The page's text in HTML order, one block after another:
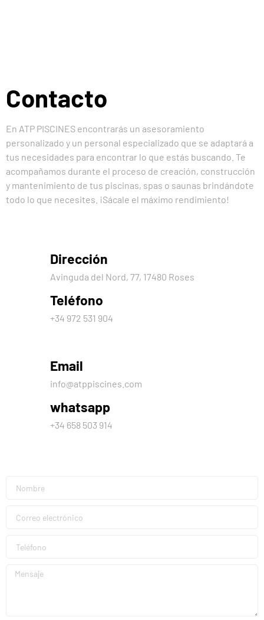
Contacto
En ATP PISCINES encontrarás un asesoramiento
personalizado y un personal especializado que se adaptará a
tus necesidades para encontrar lo que estás buscando. Te
acompañamos durante el proceso de creación, construcción
y mantenimiento de tus piscinas, spas o saunas brindándote
todo lo que necesites. ¡Sácale el máximo rendimiento!
Dirección
Avinguda del Nord, 77, 17480 Roses
Teléfono
+34 972 531 904
Email
info@atppiscines.com
whatsapp
+34 658 503 914